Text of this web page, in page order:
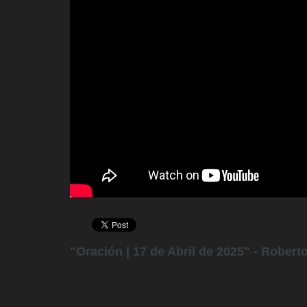
"Oración | 17 de Abril de 2025" -